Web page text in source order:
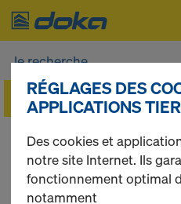
Vous pouvez
après vous être
RÉGLAGES DES
APPLICATIONS
Des cookies et
notre site Internet. Ils
fonctionnement optimal
notamment